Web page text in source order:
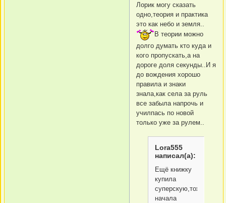
Лорик могу сказать
одно,теория и практика
это как небо и земля..
В теории можно
долго думать кто куда и
кого пропускать,а на
дороге доля секунды..И я
до вождения хорошо
правила и знаки
знала,как села за руль
все забыла напрочь и
училпась по новой
только уже за рулем..
Lora555
написал(а):
Ещё книжку
купила
суперскую,тоже
начала